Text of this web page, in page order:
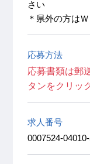
さい
＊県外の方は
応募方法
応募書類は郵
タンをクリッ
求人番号
0007524-